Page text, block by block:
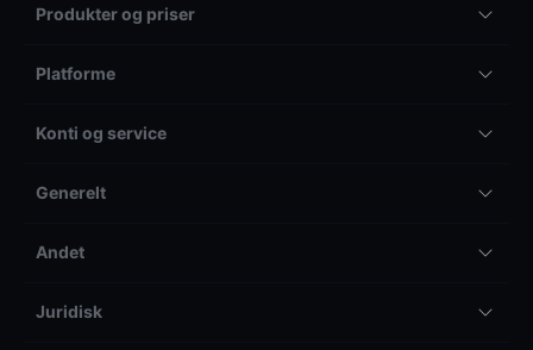
Produkter og priser
Platforme
Konti og service
Generelt
Andet
Juridisk